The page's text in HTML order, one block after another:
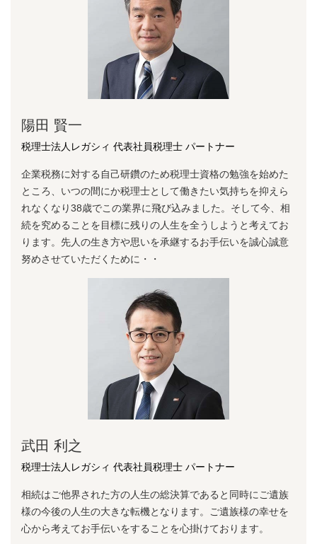
陽⽥ 賢⼀
税理士法人レガシィ 代表社員税理士 パートナー
企業税務に対する⾃⼰研鑽のため税理⼠資格の勉強を始めた
ところ、いつの間にか税理⼠として働きたい気持ちを抑えら
れなくなり38歳でこの業界に⾶び込みました。そして今、相
続を究めることを⽬標に残りの⼈⽣を全うしようと考えてお
ります。先⼈の⽣き⽅や思いを承継するお⼿伝いを誠⼼誠意
努めさせていただくために・・
武田 利之
税理士法人レガシィ 代表社員税理士 パートナー
相続はご他界された方の人生の総決算であると同時にご遺族
様の今後の人生の大きな転機となります。ご遺族様の幸せを
心から考えてお手伝いをすることを心掛けております。